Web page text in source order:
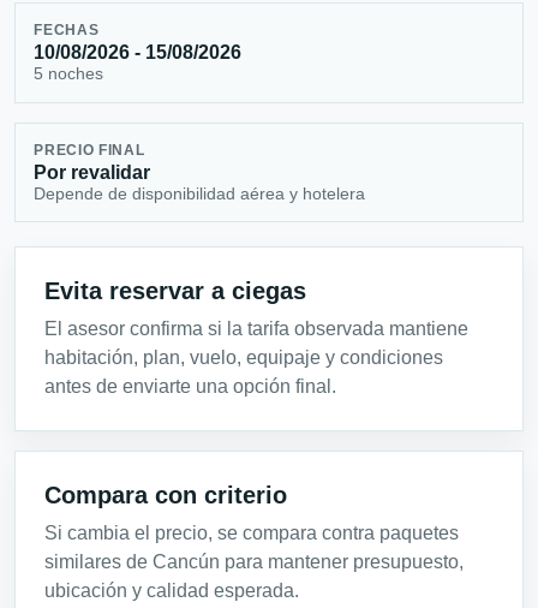
FECHAS
10/08/2026 - 15/08/2026
5 noches
PRECIO FINAL
Por revalidar
Depende de disponibilidad aérea y hotelera
Evita reservar a ciegas
El asesor confirma si la tarifa observada mantiene
habitación, plan, vuelo, equipaje y condiciones
antes de enviarte una opción final.
Compara con criterio
Si cambia el precio, se compara contra paquetes
similares de Cancún para mantener presupuesto,
ubicación y calidad esperada.